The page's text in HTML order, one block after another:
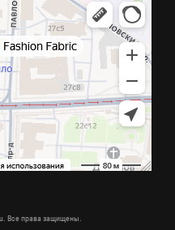
Все права защищены.